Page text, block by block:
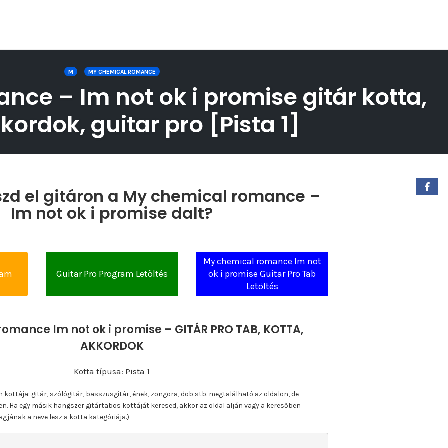
M MY CHEMICAL ROMANCE
– Im not ok i promise gitár kotta,
guitar pro [Pista 1]
el gitáron a My chemical romance –
Im not ok i promise dalt?
Guitar Pro Program Letöltés
My chemical romance Im not
ok i promise Guitar Pro Tab
Letöltés
Im not ok i promise – GITÁR PRO TAB, KOTTA,
AKKORDOK
Kotta típusa: Pista 1
kottája: gitár, szólógitár, basszusgitár, ének, zongora, dob stb. megtalálható az oldalon, de
Ha egy másik hangszer gitártabos kottáját keresed, akkor az oldal alján vagy a keresőben
a neve lesz a kotta kategóriája.)